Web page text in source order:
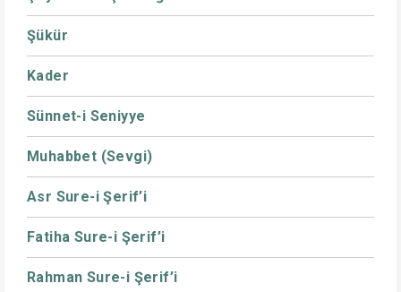
Şükür
Kader
Sünnet-i Seniyye
Muhabbet (Sevgi)
Asr Sure-i Şerif’i
Fatiha Sure-i Şerif’i
Rahman Sure-i Şerif’i